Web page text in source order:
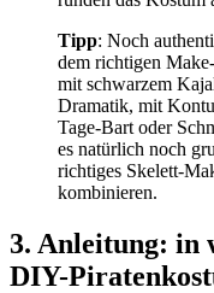
Tipp: Noch
dem richtigen
mit schwarzem
Dramatik, mit
Tage-Bart oder
es natürlich noch
richtiges Skelett-
kombinieren.
3. Anleitung: in
DIY-